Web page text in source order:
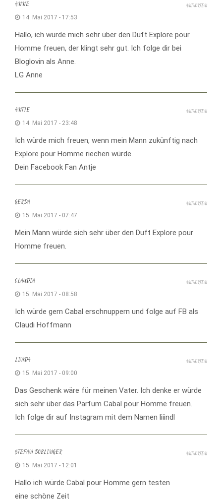
ANNE
14. Mai 2017 - 17:53
Hallo, ich würde mich sehr über den Duft Explore pour
Homme freuen, der klingt sehr gut. Ich folge dir bei
Bloglovin als Anne.
LG Anne
ANTWORTEN
ANTJE
14. Mai 2017 - 23:48
Ich würde mich freuen, wenn mein Mann zukünftig nach
Explore pour Homme riechen würde.
Dein Facebook Fan Antje
ANTWORTEN
GERDA
15. Mai 2017 - 07:47
Mein Mann würde sich sehr über den Duft Explore pour
Homme freuen.
ANTWORTEN
CLAUDIA
15. Mai 2017 - 08:58
Ich würde gern Cabal erschnuppern und folge auf FB als
Claudi Hoffmann
ANTWORTEN
LINDA
15. Mai 2017 - 09:00
Das Geschenk wäre für meinen Vater. Ich denke er würde
sich sehr über das Parfum Cabal pour Homme freuen.
Ich folge dir auf Instagram mit dem Namen liiindl
ANTWORTEN
STEFAN DOBLINGER
15. Mai 2017 - 12:01
Hallo ich würde Cabal pour Homme gern testen
eine schöne Zeit
ANTWORTEN